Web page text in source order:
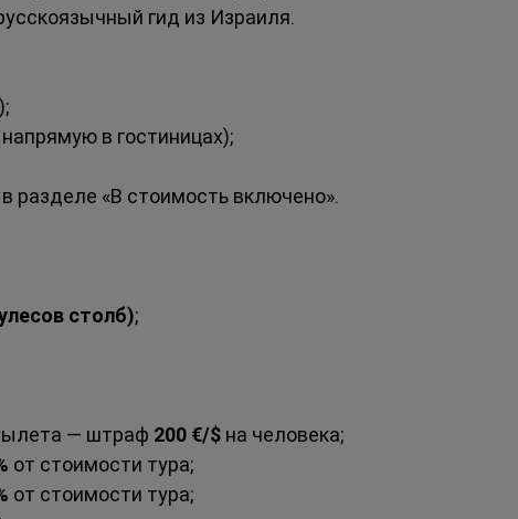
гид из Израиля.
в гостиницах);
разделе «В стоимость включено».
столб);
— штраф 200 €/$ на человека;
от стоимости тура;
от стоимости тура;